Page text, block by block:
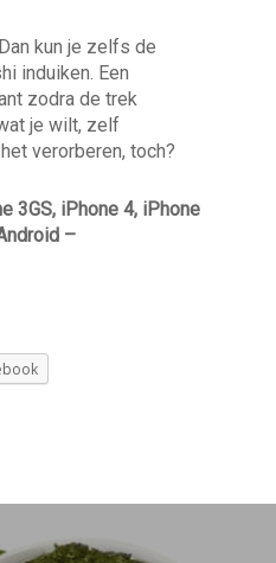
kun je zelfs de
induiken. Een
zodra de trek
je wilt, zelf
verorberen, toch?
3GS, iPhone 4, iPhone
–